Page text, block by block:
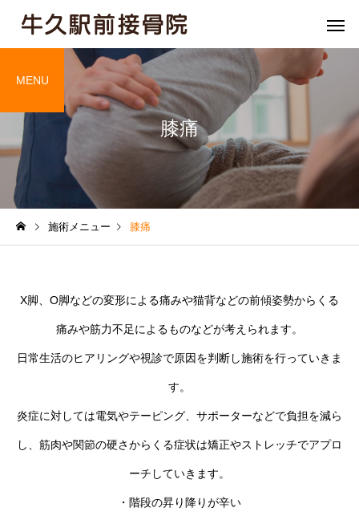
姿勢矯
膝痛
MENU
施術メニュー 膝痛
X脚、O脚などの変形による痛みや猫背などの前傾姿勢からくる
痛みや筋力不足によるものなどが考えられます。
日常生活のヒアリングや視診で原因を判断し施術を行っていきま
す。
炎症に対しては電気やテーピング、サポーターなどで負担を減ら
し、筋肉や関節の硬さからくる症状は矯正やストレッチでアプロ
ーチしていきます。
・階段の昇り降りが辛い